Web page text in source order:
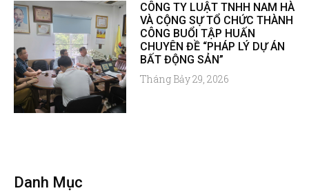
CÔNG TY LUẬT TNHH NAM HÀ
VÀ CỘNG SỰ TỔ CHỨC THÀNH
CÔNG BUỔI TẬP HUẤN
CHUYÊN ĐỀ “PHÁP LÝ DỰ ÁN
BẤT ĐỘNG SẢN”
Tháng Bảy 29, 2026
Danh Mục